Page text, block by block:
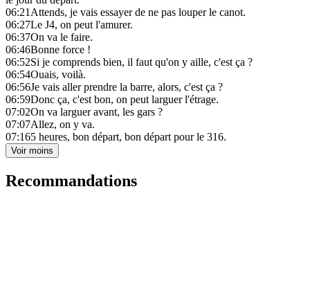
06:21Attends, je vais essayer de ne pas louper le canot.
06:27Le J4, on peut l'amurer.
06:37On va le faire.
06:46Bonne force !
06:52Si je comprends bien, il faut qu'on y aille, c'est ça ?
06:54Ouais, voilà.
06:56Je vais aller prendre la barre, alors, c'est ça ?
06:59Donc ça, c'est bon, on peut larguer l'étrage.
07:02On va larguer avant, les gars ?
07:07Allez, on y va.
07:165 heures, bon départ, bon départ pour le 316.
Voir moins
Recommandations